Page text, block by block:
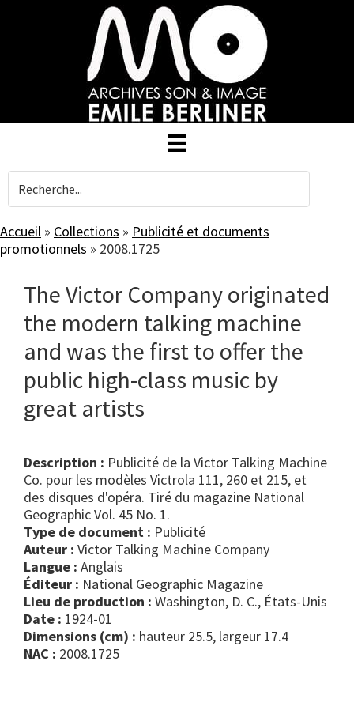
Accueil » Collections » Publicité et documents
promotionnels » 2008.1725
The Victor Company originated
the modern talking machine
and was the first to offer the
public high-class music by
great artists
Description : Publicité de la Victor Talking Machine
Co. pour les modèles Victrola 111, 260 et 215, et
des disques d'opéra. Tiré du magazine National
Geographic Vol. 45 No. 1.
Type de document :
publicité
Auteur : Victor Talking Machine Company
Langue : Anglais
Éditeur : National Geographic Magazine
Lieu de production : Washington, D. C., États-Unis
Date : 1924-01
Dimensions (cm) : hauteur 25.5, largeur 17.4
NAC : 2008.1725